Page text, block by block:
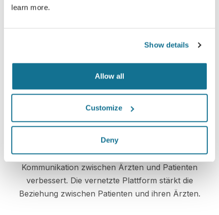
learn more.
Show details
Allow all
Customize
Deny
3D Gesicht-Beratung
Verbesserte Patientenbetreuung
Crisalix ist ein innovatives Hilfsmittel, das die
Kommunikation zwischen Ärzten und Patienten
verbessert. Die vernetzte Plattform stärkt die
Beziehung zwischen Patienten und ihren Ärzten.